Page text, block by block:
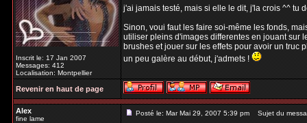
Inscrit le: 17 Jan 2007
Messages: 412
Localisation: Montpellier
j'ai jamais testé, mais si elle le dit, j'la crois ^^ tu
Sinon, voui faut les faire soi-même les fonds,
utiliser pleins d'images differentes en jouant sur
brushes et jouer sur les effets pour avoir un truc
un peu galère au début, j'admets !
Revenir en haut de page
Alex
fine lame
Posté le: Mar Mai 29, 2007 5:39 pm Sujet du